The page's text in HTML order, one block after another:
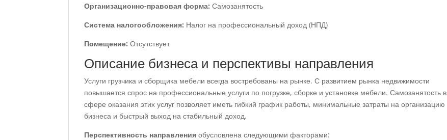
Организационно-правовая форма: Самозанятость
Система налогообложения: Налог на профессиональный доход (НПД)
Помещение: Отсутствует
Описание бизнеса и перспективы направления
Услуги грузчика и сборщика мебели всегда востребованы на рынке. С развитием рынка недвижимости
повышается спрос на профессиональные услуги по погрузке, сборке и установке мебели. Самозанятость в
сфере оказания этих услуг позволяет иметь гибкий график работы, минимальные затраты на организацию
бизнеса и быстрый выход на стабильный доход.
Перспективность направления обусловлена следующими факторами: